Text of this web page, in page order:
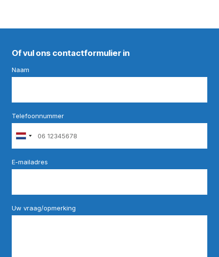
Of vul ons contactformulier in
Naam
Telefoonnummer
E-mailadres
Uw vraag/opmerking